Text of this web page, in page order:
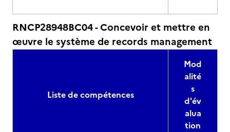
RNCP28948BC04 - Concevoir et mettre en
œuvre le système de records management
Liste de compétences
Mod
alité
s
d'év
alua
tion